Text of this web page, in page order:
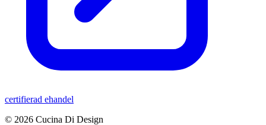
certifierad ehandel
© 2026 Cucina Di Design